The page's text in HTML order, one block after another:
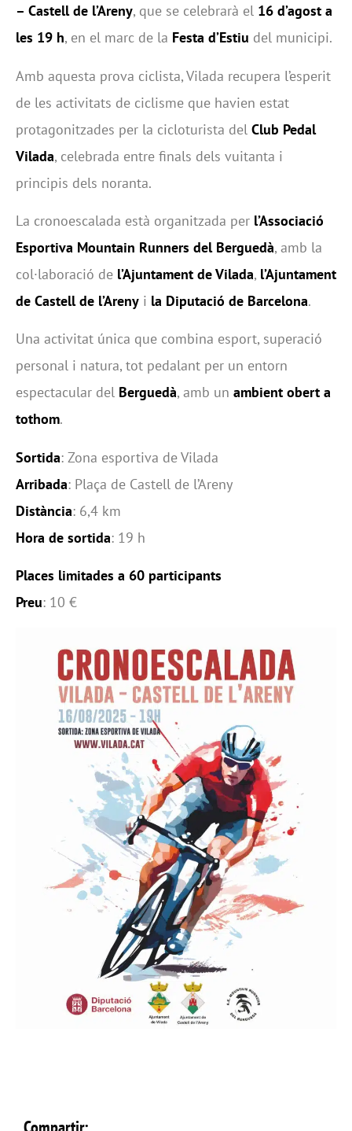
– Castell de l’Areny, que se celebrarà el 16 d’agost a
les 19 h, en el marc de la Festa d’Estiu del municipi.
Amb aquesta prova ciclista, Vilada recupera l’esperit
de les activitats de ciclisme que havien estat
protagonitzades per la cicloturista del Club Pedal
Vilada, celebrada entre finals dels vuitanta i
principis dels noranta.
La cronoescalada està organitzada per l’Associació
Esportiva Mountain Runners del Berguedà, amb la
col·laboració de l’Ajuntament de Vilada, l’Ajuntament
de Castell de l’Areny i la Diputació de Barcelona.
Una activitat única que combina esport, superació
personal i natura, tot pedalant per un entorn
espectacular del Berguedà, amb un ambient obert a
tothom.
Sortida: Zona esportiva de Vilada
Arribada: Plaça de Castell de l’Areny
Distància: 6,4 km
Hora de sortida: 19 h
Places limitades a 60 participants
Preu: 10 €